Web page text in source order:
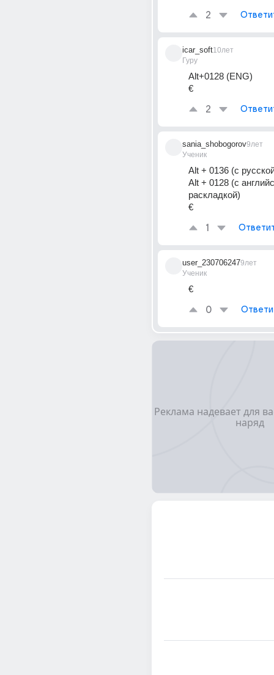
2
icar_soft
Гуру
10лет
Alt+0128 (ENG)
€
2
sania_shobogorov
Ученик
9лет
Alt + 0136 (с
Alt + 0128 (с
раскладкой)
€
1
user_230706247
Ученик
9лет
€
0